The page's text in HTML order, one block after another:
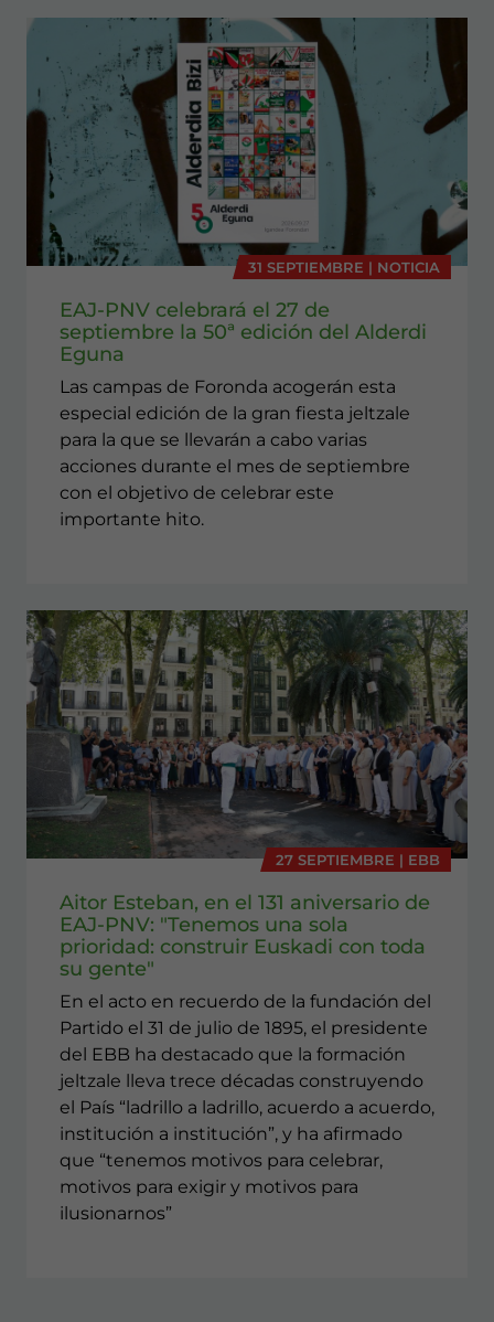
31 SEPTIEMBRE | NOTICIA
EAJ-PNV celebrará el 27 de
septiembre la 50ª edición del Alderdi
Eguna
Las campas de Foronda acogerán esta
especial edición de la gran fiesta jeltzale
para la que se llevarán a cabo varias
acciones durante el mes de septiembre
con el objetivo de celebrar este
importante hito.
27 SEPTIEMBRE | EBB
Aitor Esteban, en el 131 aniversario de
EAJ-PNV: "Tenemos una sola
prioridad: construir Euskadi con toda
su gente"
En el acto en recuerdo de la fundación del
Partido el 31 de julio de 1895, el presidente
del EBB ha destacado que la formación
jeltzale lleva trece décadas construyendo
el País “ladrillo a ladrillo, acuerdo a acuerdo,
institución a institución”, y ha afirmado
que “tenemos motivos para celebrar,
motivos para exigir y motivos para
ilusionarnos”